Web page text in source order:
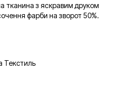
тканина з яскравим друком
фарби на зворот 50%.
Текстиль